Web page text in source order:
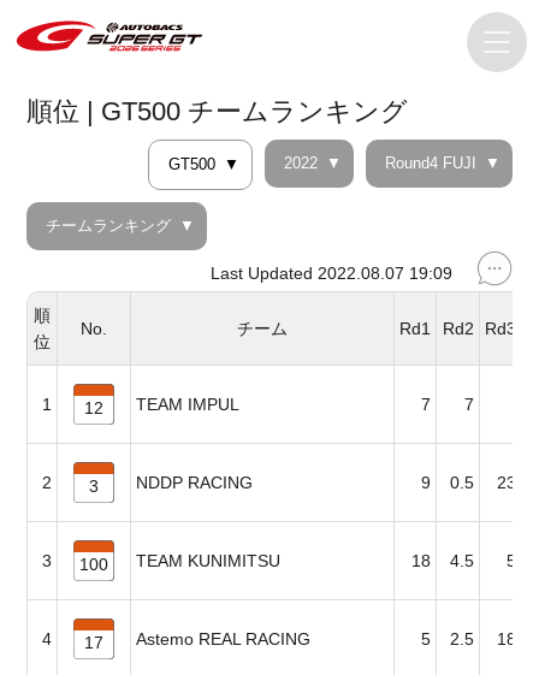
順位 | GT500 チームランキング
GT500 2022 Round4 FUJI
チームランキング
Last Updated 2022.08.07 19:09
順
位
No. チーム Rd1 Rd2 Rd3
1 12 TEAM IMPUL 7 7
2 3 NDDP RACING 9 0.5 23
3 100 TEAM KUNIMITSU 18 4.5 5
4 17 Astemo REAL RACING 5 2.5 18